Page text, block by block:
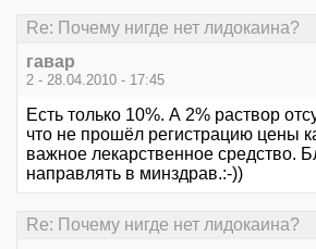
Re: Почему нигде нет лидокаина?
гавар
2 - 28.04.2010 - 17:45
Есть только 10%. А 2% раствор
что не прошёл регистрацию цены
важное лекарственное средство.
направлять в минздрав.:-))
Re: Почему нигде нет лидокаина?